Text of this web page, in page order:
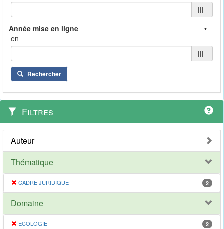
en
Rechercher
Filtres
Auteur
Thématique
CADRE JURIDIQUE 2
Domaine
ECOLOGIE 2